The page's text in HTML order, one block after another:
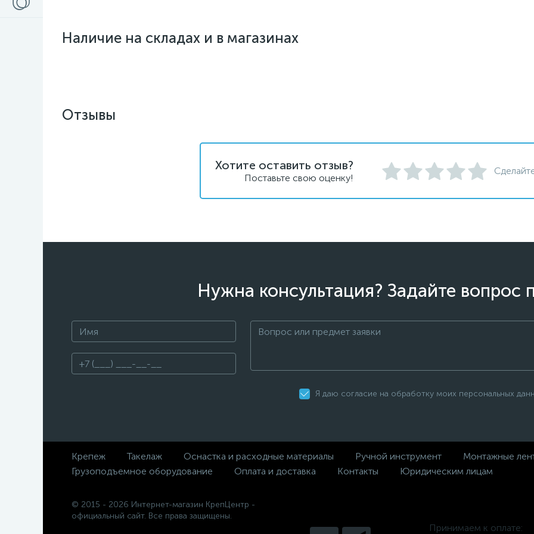
Наличие на складах и в магазинах
Отзывы
Хотите оставить отзыв?
Поставьте свою оценку!
Нужна консультация? Задайте вопрос
Я даю согласие на обработку моих персональных
Крепеж Такелаж Оснастка и расходные материалы Ручной инструмент Монтажные
Грузоподъемное оборудование
Оплата и доставка Контакты Юридическим лицам
© 2015 - 2026 Интернет-магазин КрепЦентр -
официальный сайт. Все права защищены.
Принимаем к оплате: